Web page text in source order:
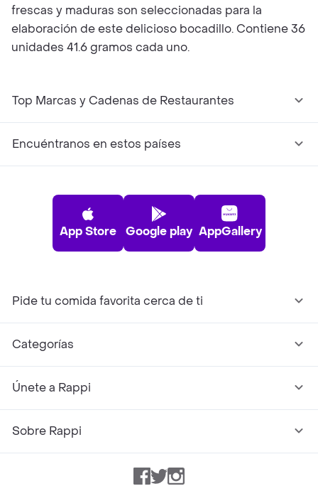
frescas y maduras son seleccionadas para la
elaboración de este delicioso bocadillo. Contiene 36
unidades 41.6 gramos cada uno.
Top Marcas y Cadenas de Restaurantes
Encuéntranos en estos países
App Store Google play AppGallery
Pide tu comida favorita cerca de ti
Categorías
Únete a Rappi
Sobre Rappi
Facebook
TwitterInstagram